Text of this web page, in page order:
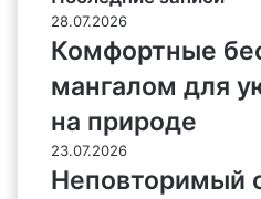
28.07.2026
Комфортные
мангалом для
на природе
23.07.2026
Неповторимый